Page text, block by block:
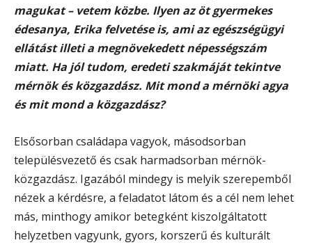
magukat – vetem közbe. Ilyen az öt gyermekes
édesanya, Erika felvetése is, ami az egészségügyi
ellátást illeti a megnövekedett népességszám
miatt. Ha jól tudom, eredeti szakmáját tekintve
mérnök és közgazdász. Mit mond a mérnöki agya
és mit mond a közgazdász?
Elsősorban családapa vagyok, másodsorban
településvezető és csak harmadsorban mérnök-
közgazdász. Igazából mindegy is melyik szerepemből
nézek a kérdésre, a feladatot látom és a cél nem lehet
más, minthogy amikor betegként kiszolgáltatott
helyzetben vagyunk, gyors, korszerű és kulturált